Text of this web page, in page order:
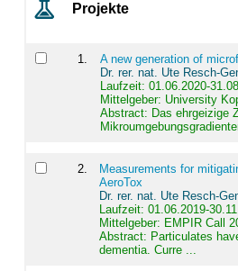
Projekte
1
A new generation of
Dr. rer. nat. Ute Resch-
Laufzeit: 01.06.2020-
Mittelgeber: University
Abstract: Das ehrgeizige
2.
Measurements for
AeroTox
Dr. rer. nat. Ute Resch-
Laufzeit: 01.06.2019-
Mittelgeber: EMPIR Call
Abstract: Particulates
dementia. Curre ...